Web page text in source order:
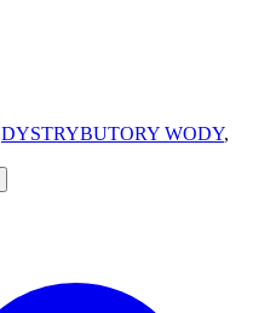
DYSTRYBUTORY WODY,